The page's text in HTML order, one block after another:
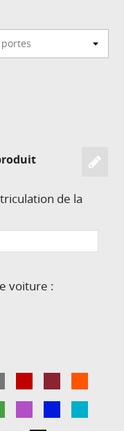
de la
voiture :